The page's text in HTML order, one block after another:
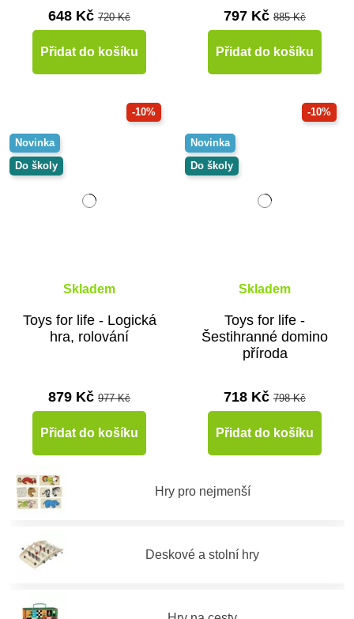
648 Kč 720 Kč
Přidat do košíku
797 Kč 885 Kč
Přidat do košíku
-10%
Novinka
Do školy
Skladem
Toys for life - Logická
hra, rolování
879 Kč 977 Kč
Přidat do košíku
-10%
Novinka
Do školy
Skladem
Toys for life -
Šestihranné domino
příroda
718 Kč 798 Kč
Přidat do košíku
Hry pro nejmenší
Deskové a stolní hry